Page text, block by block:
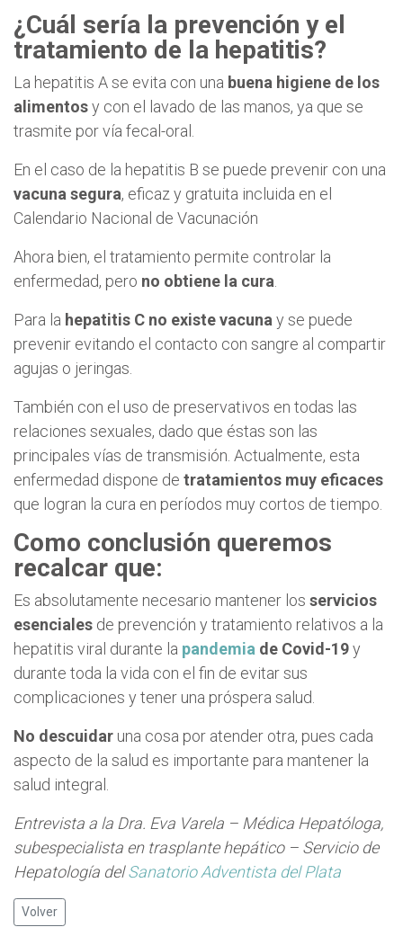
¿Cuál sería la prevención y el
tratamiento de la hepatitis?
La hepatitis A se evita con una buena higiene de los
alimentosy con el lavado de las manos, ya que se
trasmite por vía fecal-oral.
En el caso de la hepatitis B se puede prevenir con una
vacuna segura, eficaz y gratuita incluida en el
Calendario Nacional de Vacunación
Ahora bien, el tratamiento permite controlar la
enfermedad, pero no obtiene la cura
Para la hepatitis C no existe vacuna y se puede
prevenir evitando el contacto con sangre al compartir
agujas o jeringas.
También con el uso de preservativos en todas las
relaciones sexuales, dado que éstas son las
principales vías de transmisión. Actualmente, esta
enfermedad dispone de tratamientos muy eficaces
que logran la cura en períodos muy cortos de tiempo.
Como conclusión queremos
recalcar que:
Es absolutamente necesario mantener los servicios
esenciales de prevención y tratamiento relativos a la
hepatitis viral durante la pandemia de Covid-19y
durante toda la vida con el fin de evitar sus
complicaciones y tener una próspera salud.
No descuidar una cosa por atender otra, pues cada
aspecto de la salud es importante para mantener la
salud integral.
Entrevista a la Dra. Eva Varela – Médica Hepatóloga,
subespecialista en trasplante hepático – Servicio de
Hepatología delSanatorio Adventista del Plata
Volver